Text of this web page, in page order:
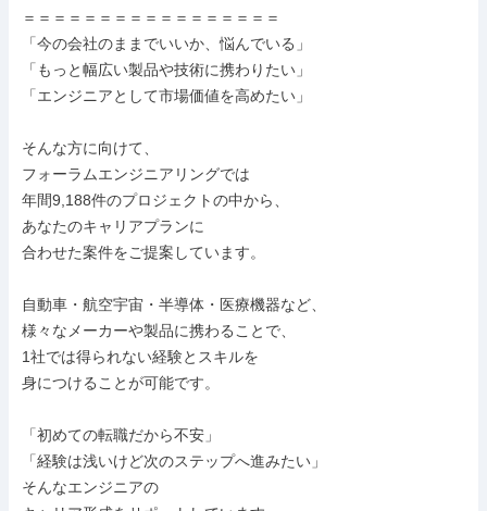
＝＝＝＝＝＝＝＝＝＝＝＝＝＝＝＝＝
「今の会社のままでいいか、悩んでいる」
「もっと幅広い製品や技術に携わりたい」
「エンジニアとして市場価値を高めたい」
そんな方に向けて、
フォーラムエンジニアリングでは
年間9,188件のプロジェクトの中から、
あなたのキャリアプランに
合わせた案件をご提案しています。
自動車・航空宇宙・半導体・医療機器など、
様々なメーカーや製品に携わることで、
1社では得られない経験とスキルを
身につけることが可能です。
「初めての転職だから不安」
「経験は浅いけど次のステップへ進みたい」
そんなエンジニアの